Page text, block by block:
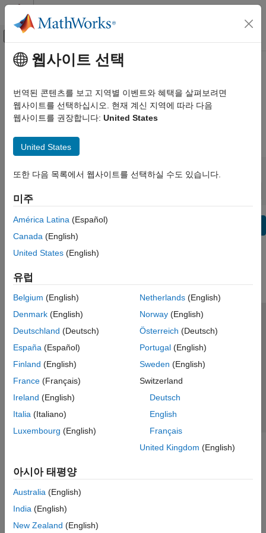
콘텐츠로 바로 가기
오프캔버스 탐색 메뉴 토글
보기 기준: 카테고리
Using MATLAB
MATLAB Copilot
Simulink Copilot
Event-Based Modeling
Real-Time Simulation and Testing
Parallel Computing
Reporting and Database Access
Application Deployment
Verification, Validation, and Test
Cloud Capabilities
Teaching and Learning
Applications
AI and Statistics
Mathematics and Optimization
Control Systems
Test and Measurement
RF and Mixed Signal
주요 콘텐츠
DDS Blockset Release Notes
Bug Reports | Bug Fixes expand all in page
to Incompatibilities
Highlights
Text Filter: DDS Blockset Release Notes
웹사이트 선택
번역된 콘텐츠를 보고 지역별 이벤트와 혜택을 살펴보려면
웹사이트를 선택하십시오. 현재 계신 지역에 따라 다음
웹사이트를 권장합니다: United States
United States
또한 다음 목록에서 웹사이트를 선택하실 수도 있습니다.
미주
América Latina (Español)
Canada (English)
United States (English)
유럽
Belgium (English)
Denmark (English)
Deutschland (Deutsch)
España (Español)
Finland (English)
France (Français)
Ireland (English)
Italia (Italiano)
Luxembourg (English)
Netherlands(English)
Norway(English)
Österreich (Deutsch)
Portugal(English)
Sweden (English)
Switzerland
Deutsch
English
Français
United Kingdom (English)
아시아 태평양
Australia (English)
India (English)
New Zealand (English)
개인정보 취급방침